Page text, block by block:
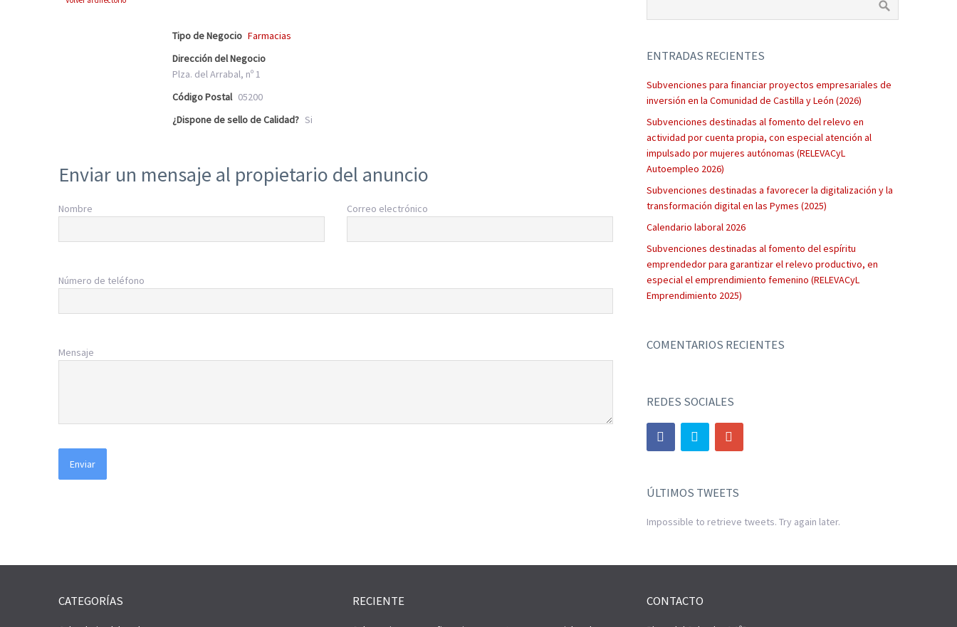
Tipo de Negocio Farmacias
Dirección del Negocio
Plza. del Arrabal, nº 1
Código Postal 05200
¿Dispone de sello de Calidad? Si
Enviar un mensaje al propietario del anuncio
Nombre Correo electrónico
Número de teléfono
Mensaje
ENTRADAS RECIENTES
Subvenciones para financiar proyectos empresariales de
inversión en la Comunidad de Castilla y León (2026)
Subvenciones destinadas al fomento del relevo en
actividad por cuenta propia, con especial atención al
impulsado por mujeres autónomas (RELEVACyL
Autoempleo 2026)
Subvenciones destinadas a favorecer la digitalización y la
transformación digital en las Pymes (2025)
Calendario laboral 2026
Subvenciones destinadas al fomento del espíritu
emprendedor para garantizar el relevo productivo, en
especial el emprendimiento femenino (RELEVACyL
Emprendimiento 2025)
COMENTARIOS RECIENTES
REDES SOCIALES
ÚLTIMOS TWEETS
Impossible to retrieve tweets. Try again later.
CATEGORÍAS RECIENTE CONTACTO